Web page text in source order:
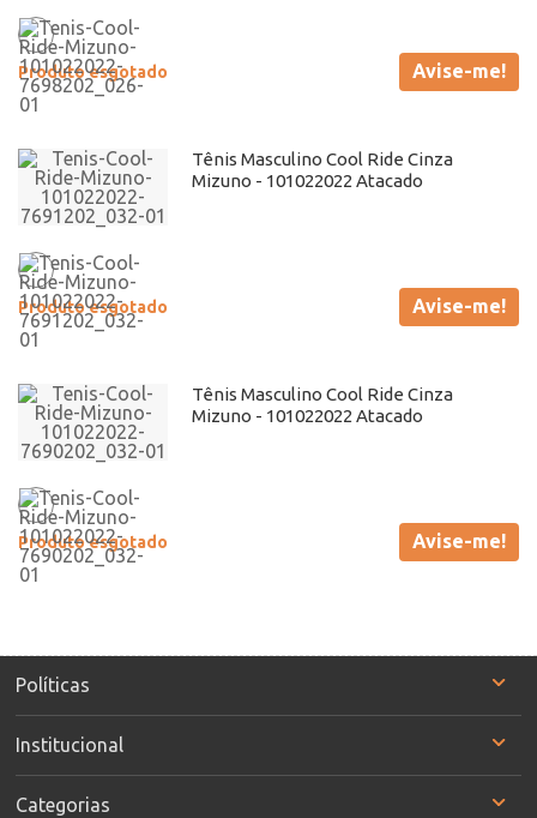
Produto esgotado Avise-me!
Tênis Masculino Cool Ride Cinza
Mizuno - 101022022 Atacado
Produto esgotado Avise-me!
Tênis Masculino Cool Ride Cinza
Mizuno - 101022022 Atacado
Produto esgotado Avise-me!
Políticas
Institucional
Categorias